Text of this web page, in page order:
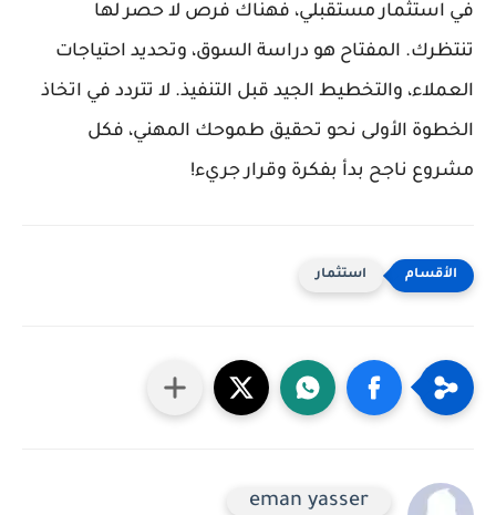
في استثمار مستقبلي، فهناك فرص لا حصر لها
تنتظرك. المفتاح هو دراسة السوق، وتحديد احتياجات
العملاء، والتخطيط الجيد قبل التنفيذ. لا تتردد في اتخاذ
الخطوة الأولى نحو تحقيق طموحك المهني، فكل
مشروع ناجح بدأ بفكرة وقرار جريء!
استثمار
eman yasser